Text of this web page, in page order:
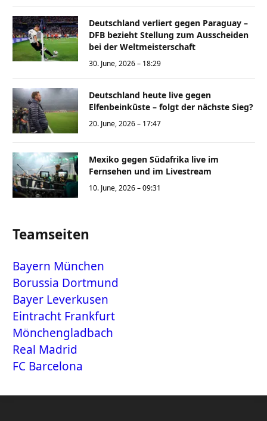
Deutschland verliert gegen Paraguay –
DFB bezieht Stellung zum Ausscheiden
bei der Weltmeisterschaft
30. June, 2026 – 18:29
Deutschland heute live gegen
Elfenbeinküste – folgt der nächste Sieg?
20. June, 2026 – 17:47
Mexiko gegen Südafrika live im
Fernsehen und im Livestream
10. June, 2026 – 09:31
Teamseiten
Bayern München
Borussia Dortmund
Bayer Leverkusen
Eintracht Frankfurt
Mönchengladbach
Real Madrid
FC Barcelona